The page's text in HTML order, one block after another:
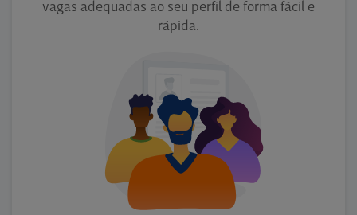
vagas adequadas ao seu perfil de forma fácil e
rápida.